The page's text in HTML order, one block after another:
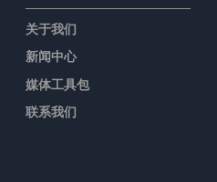
关于我们
新闻中心
媒体工具包
联系我们